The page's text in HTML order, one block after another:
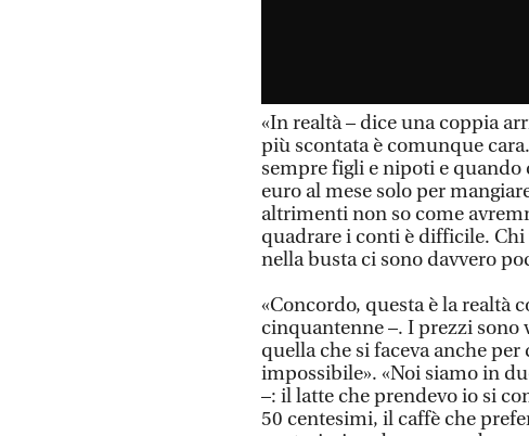
«In realtà – dice una coppia
più scontata è comunque
sempre figli e nipoti e quando
euro al mese solo per
altrimenti non so come
quadrare i conti è difficile.
nella busta ci sono davvero
«Concordo, questa è la realtà
cinquantenne –. I prezzi sono
quella che si faceva anche
impossibile». «Noi siamo in
–: il latte che prendevo io si
50 centesimi, il caffè che